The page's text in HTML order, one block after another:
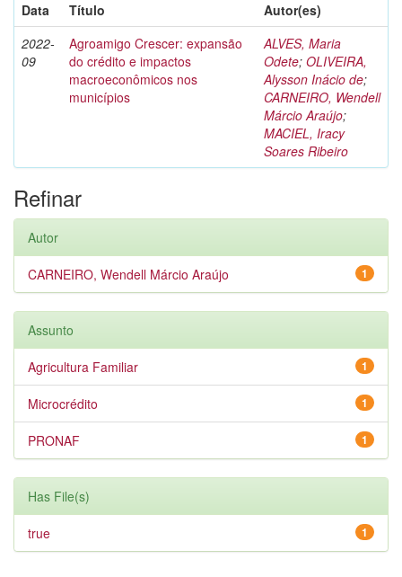
Data
Título
Autor(es)
2022-
09
Agroamigo Crescer: expansão
do crédito e impactos
macroeconômicos nos
municípios
ALVES, Maria
Odete; OLIVEIRA,
Alysson Inácio de;
CARNEIRO, Wendell
Márcio Araújo;
MACIEL, Iracy
Soares Ribeiro
Refinar
Autor
1
CARNEIRO, Wendell Márcio Araújo
Assunto
1
Agricultura Familiar
1
Microcrédito
1
PRONAF
Has File(s)
1
true